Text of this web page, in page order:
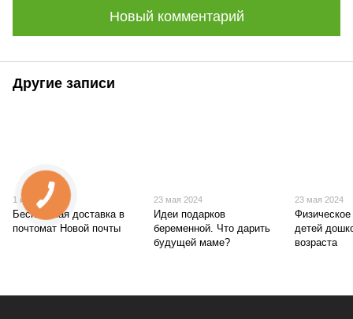
Новый комментарий
Другие записи
1 июля 2024
Бесплатная доставка в
почтомат Новой почты
23 мая 2024
Идеи подарков
беременной. Что дарить
будущей маме?
23 мая 2024
Физическое
детей
возраста